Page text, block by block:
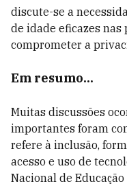
discute-se a
de idade eficazes
comprometer a
Em resumo...
Muitas discussões
importantes foram
refere à inclusão,
acesso e uso de
Nacional de